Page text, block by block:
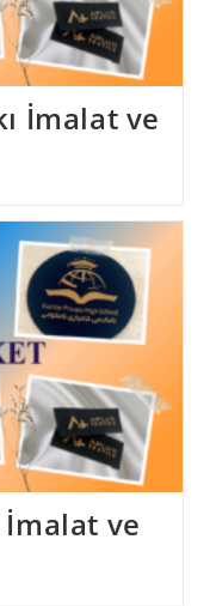
İmalat ve
İmalat ve